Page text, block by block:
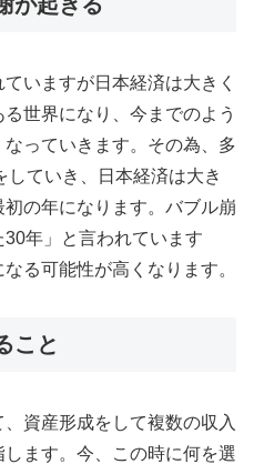
いますが日本経済は大きく
世界になり、今までのよう
っていきます。その為、多
していき、日本経済は大き
の年になります。バブル崩
年」と言われています
る可能性が高くなります。
こと
資産形成をして複数の収入
ます。今、この時に何を選